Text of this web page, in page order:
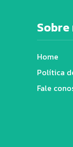
Sobre
Home
Política
Fale